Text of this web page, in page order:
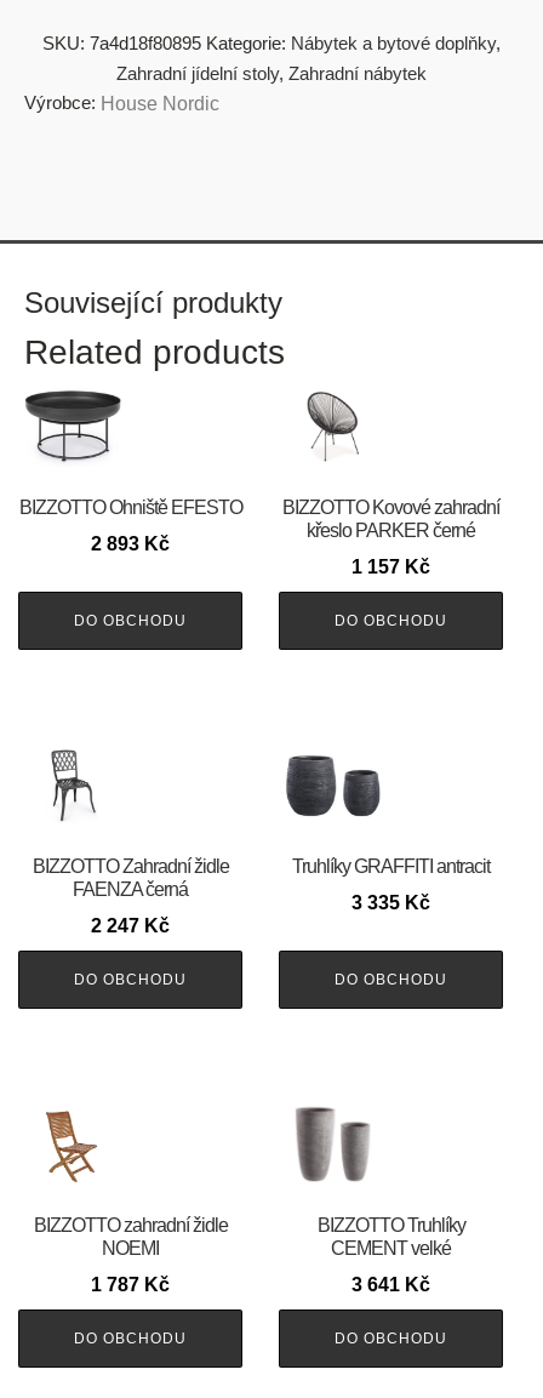
SKU: 7a4d18f80895 Kategorie: Nábytek a bytové doplňky,
Zahradní jídelní stoly, Zahradní nábytek
Výrobce: House Nordic
Související produkty
Related products
BIZZOTTO Ohniště EFESTO
2 893 Kč
DO OBCHODU
BIZZOTTO Kovové zahradní
křeslo PARKER černé
1 157 Kč
DO OBCHODU
BIZZOTTO Zahradní židle
FAENZA černá
2 247 Kč
DO OBCHODU
Truhlíky GRAFFITI antracit
3 335 Kč
DO OBCHODU
BIZZOTTO zahradní židle
NOEMI
1 787 Kč
DO OBCHODU
BIZZOTTO Truhlíky
CEMENT velké
3 641 Kč
DO OBCHODU